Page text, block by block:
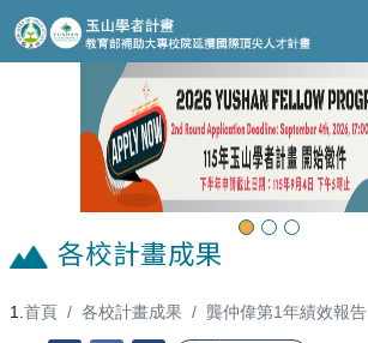
跳至主要內容區
Previous
各校計畫成果
::: 首頁 各校計畫成果 龔仲偉第1年績效報告